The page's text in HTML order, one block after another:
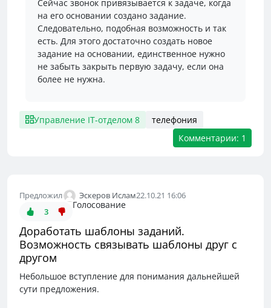
Сейчас звонок привязывается к задаче, когда
на его основании создано задание.
Следовательно, подобная возможность и так
есть. Для этого достаточно создать новое
задание на основании, единственное нужно
не забыть закрыть первую задачу, если она
более не нужна.
Управление IT-отделом 8
телефония
Комментарии: 1
Предложил Эскеров Ислам22.10.21 16:06
3
Голосование
Доработать шаблоны заданий.
Возможность связывать шаблоны друг с
другом
Небольшое вступление для понимания дальнейшей
сути предложения.